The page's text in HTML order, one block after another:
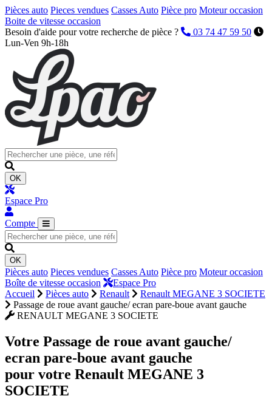
Pièces auto Pieces vendues Casses Auto Pièce pro Moteur occasion
Boite de vitesse occasion
Besoin d'aide pour votre recherche de pièce ?
03 74 47 59 50
Lun-Ven 9h-18h
OK
Espace Pro
Compte
OK
Pièces auto Pieces vendues Casses Auto Pièce pro Moteur occasion
Boîte de vitesse occasion
Espace Pro
Accueil
Pièces auto Renault
Renault MEGANE 3 SOCIETE
Passage de roue avant gauche/ ecran pare-boue avant gauche
RENAULT MEGANE 3 SOCIETE
Votre Passage de roue avant gauche/
ecran pare-boue avant gauche
pour votre Renault MEGANE 3
SOCIETE